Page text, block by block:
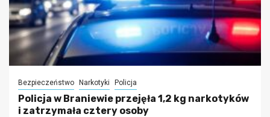
Bezpieczeństwo Narkotyki Policja
Policja w Braniewie przejęła 1,2 kg narkotyków
i zatrzymała cztery osoby